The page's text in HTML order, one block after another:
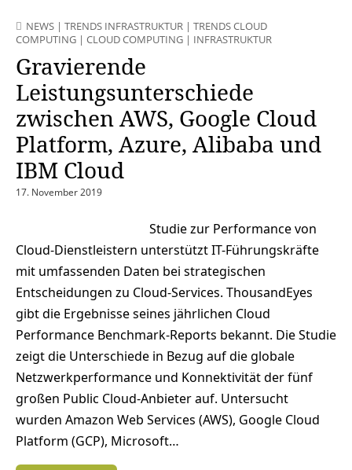
NEWS | TRENDS INFRASTRUKTUR | TRENDS CLOUD
COMPUTING | CLOUD COMPUTING | INFRASTRUKTUR
Gravierende
Leistungsunterschiede
zwischen AWS, Google Cloud
Platform, Azure, Alibaba und
IBM Cloud
17. November 2019
Studie zur Performance von
Cloud-Dienstleistern unterstützt IT-Führungskräfte
mit umfassenden Daten bei strategischen
Entscheidungen zu Cloud-Services. ThousandEyes
gibt die Ergebnisse seines jährlichen Cloud
Performance Benchmark-Reports bekannt. Die Studie
zeigt die Unterschiede in Bezug auf die globale
Netzwerkperformance und Konnektivität der fünf
großen Public Cloud-Anbieter auf. Untersucht
wurden Amazon Web Services (AWS), Google Cloud
Platform (GCP), Microsoft…